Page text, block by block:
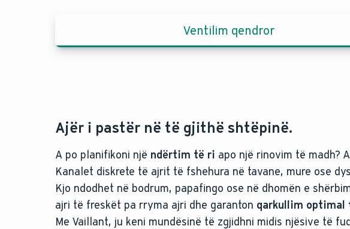
Ventilim qendror
Ajër i pastër në të gjithë shtëpinë.
A po planifikoni një ndërtim të ri apo një rinovim të madh?
Kanalet diskrete të ajrit të fshehura në tavane, mure ose
Kjo ndodhet në bodrum, papafingo ose në dhomën e
ajri të freskët pa rryma ajri dhe garanton qarkullim optimal
Me Vaillant, ju keni mundësinë të zgjidhni midis njësive të
instalohen në
Çdo 70 sekonda